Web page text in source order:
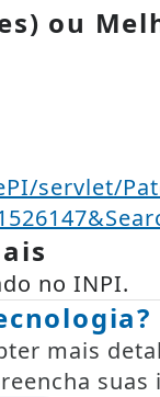
ou
servlet/
no INPI.
mais
suas